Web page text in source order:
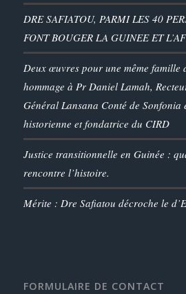
DRE SAFIATOU, PARMI LES 40
FONT BOUGER LA GUINEE ET
Deux œuvres pour une même famille
hommage à Pr Daniel Lamah,
Général Lansana Conté de
historienne et fondatrice du CIRD
Justice transitionnelle en Guinée :
rencontre l’histoire.
Mérite : Dre Safiatou décroche le
FORMULAIRE DE CONTACT